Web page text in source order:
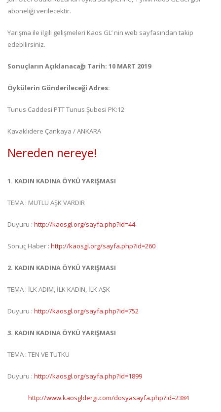
aboneliği verilecektir.
Yarışma ile ilgili gelişmeleri Kaos GL’ nin web sayfasından takip
edebilirsiniz.
Sonuçların Açıklanacağı Tarih: 10 MART 2019
Öykülerin Gönderileceği Adres:
Tunus Caddesi PTT Tunus Şubesi PK:12
Kavaklıdere Çankaya / ANKARA
Nereden nereye!
1. KADIN KADINA ÖYKÜ YARIŞMASI
TEMA : MUTLU AŞK VARDIR
Duyuru : http://kaosgl.org/sayfa.php?id=44
Sonuç Haber : http://kaosgl.org/sayfa.php?id=260
2. KADIN KADINA ÖYKÜ YARIŞMASI
TEMA : İLK ADIM, İLK KADIN, İLK AŞK
Duyuru : http://kaosgl.org/sayfa.php?id=752
3. KADIN KADINA ÖYKÜ YARIŞMASI
TEMA : TEN VE TUTKU
Duyuru : http://kaosgl.org/sayfa.php?id=1899
http://www.kaosgldergi.com/dosyasayfa.php?id=2384